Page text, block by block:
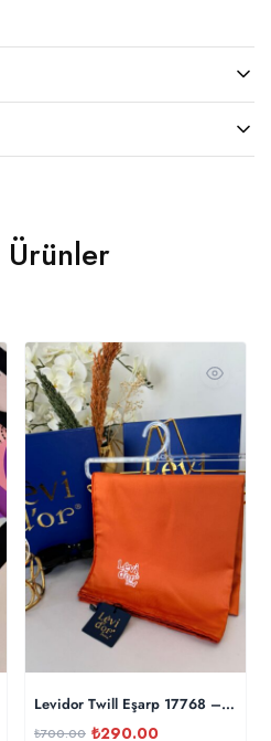
280398 – Siyah mor
Levidor Twill Eşarp 17768 –
₺700.00 ₺290.00